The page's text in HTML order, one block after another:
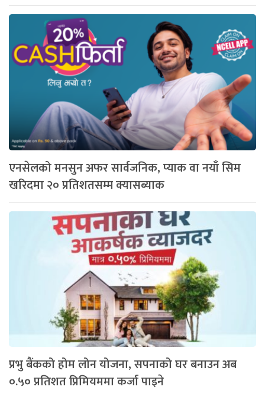
एनसेलको मनसुन अफर सार्वजनिक, प्याक वा नयाँ सिम
खरिदमा २० प्रतिशतसम्म क्यासब्याक
प्रभु बैंकको होम लोन योजना, सपनाको घर बनाउन अब
०.५० प्रतिशत प्रिमियममा कर्जा पाइने